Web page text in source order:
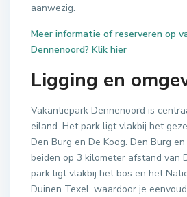
aanwezig.
Meer informatie of reserveren op
Dennenoord? Klik hier
Ligging en
Vakantiepark Dennenoord is
eiland. Het park ligt vlakbij het
Den Burg en De Koog. Den Burg
beiden op 3 kilometer afstand van
park ligt vlakbij het bos en het
Duinen Texel, waardoor je